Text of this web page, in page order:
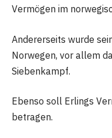
Vermögen im
Andererseits wurde
Norwegen, vor allem
Siebenkampf.
Ebenso soll Erlings
betragen.